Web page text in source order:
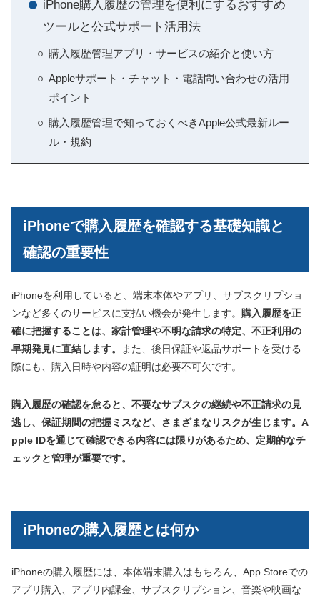
iPhone購入履歴の管理を便利にするおすすめ
ツールと公式サポート活用法
購入履歴管理アプリ・サービスの紹介と使い方
Appleサポート・チャット・電話問い合わせの活用
ポイント
購入履歴管理で知っておくべきApple公式最新ルー
ル・規約
iPhoneで購入履歴を確認する基礎知識と
確認の重要性
iPhoneを利用していると、端末本体やアプリ、サブスクリプショ
ンなど多くのサービスに支払い機会が発生します。 購入履歴を正
確に把握することは、家計管理や不明な請求の特定、不正利用の
早期発見に直結します。
また、後日保証や返品サポートを受ける
際にも、購入日時や内容の証明は必要不可欠です。
購入履歴の確認を怠ると、不要なサブスクの継続や不正請求の見
逃し、保証期間の把握ミスなど、さまざまなリスクが生じます。A
pple IDを通じて確認できる内容には限りがあるため、定期的なチ
ェックと管理が重要です。
iPhoneの購入履歴とは何か
iPhoneの購入履歴には、本体端末購入はもちろん、App Storeでの
アプリ購入、アプリ内課金、サブスクリプション、音楽や映画な